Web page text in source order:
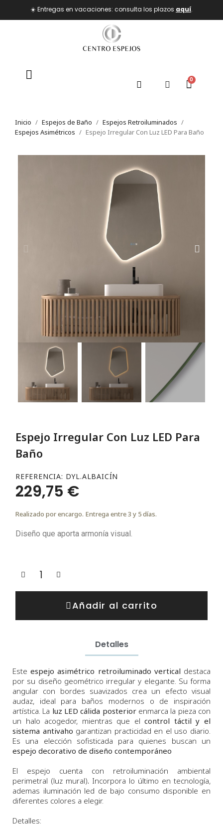
☀️ Entregas en vacaciones: consulta los plazos aquí.
Inicio Espejos de Baño
Espejos Retroiluminados
Espejos Asimétricos
Espejo Irregular Con Luz LED Para Baño
Espejo Irregular Con Luz LED Para
Baño
REFERENCIA DYL.ALBAICÍN
229,75 €
Realizado por encargo. Entrega entre 3 y 5 días.
Diseño que aporta armonía visual.
Añadir al carrito
Detalles
Esteespejo asimétrico retroiluminado vertical destaca
por su diseño geométrico irregular y elegante. Su forma
angular con bordes suavizados crea un efecto visual
audaz, ideal para baños modernos o de inspiración
artística. La luz LED cálida posteriorenmarca la pieza con
un halo acogedor, mientras que elcontrol táctil y el
sistema antivaho garantizan practicidad en el uso diario.
Es una elección sofisticada para quienes buscan un
espejo decorativo de diseño contemporáneo
El espejo cuenta con retroiluminación ambiental
perimetral (luz mural). Incorpora lo último en tecnología,
ademas iluminación led de bajo consumo disponible en
diferentes colores a elegir.
Detalles: